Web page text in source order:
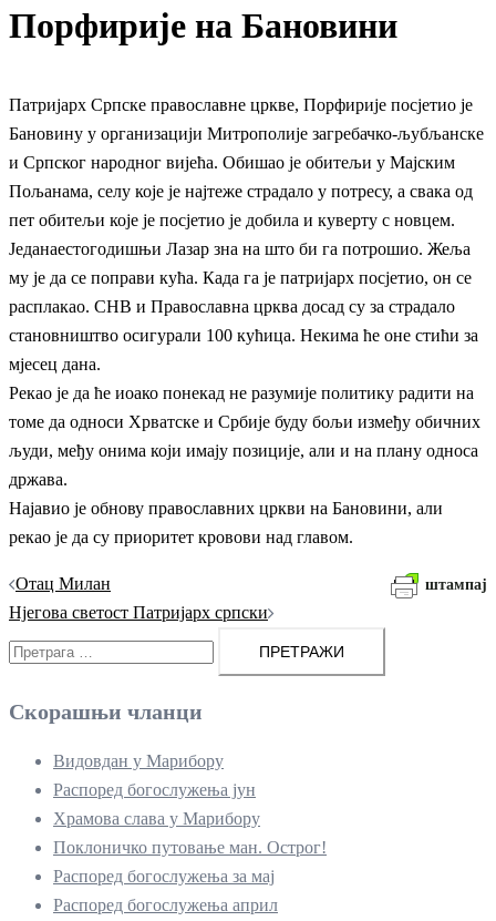
Порфирије на Бановини
Патријарх Српске православне цркве, Порфирије посјетио је
Бановину у организацији Митрополије загребачко-љубљанске
и Српског народног вијећа. Обишао је обитељи у Мајским
Пољанама, селу које је најтеже страдало у потресу, а свака од
пет обитељи које је посјетио је добила и куверту с новцем.
Једанаестогодишњи Лазар зна на што би га потрошио. Жеља
му је да се поправи кућа. Када га је патријарх посјетио, он се
расплакао. СНВ и Православна црква досад су за страдало
становништво осигурали 100 кућица. Некима ће оне стићи за
мјесец дана.
Рекао је да ће иоако понекад не разумије политику радити на
томе да односи Хрватске и Србије буду бољи између обичних
људи, међу онима који имају позиције, али и на плану односа
држава.
Најавио је обнову православних цркви на Бановини, али
рекао је да су приоритет кровови над главом.
штампај
Кретање
чланака
Отац Милан
Нјегова светост Патријарх српски
Претрага
за:
Скорашњи чланци
Видовдан у Марибору
Распоред богослужења јун
Храмова слава у Марибору
Поклоничко путовање ман. Острог!
Распоред богослужења за мај
Распоред богослужења април